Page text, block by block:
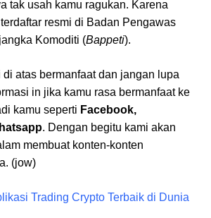
tak usah kamu ragukan. Karena
resmi di Badan Pengawas
Komoditi (Bappeti).
atas bermanfaat dan jangan lupa
in jika kamu rasa bermanfaat ke
kamu seperti Facebook,
. Dengan begitu kami akan
membuat konten-konten
(jow)
Trading Crypto Terbaik di Dunia